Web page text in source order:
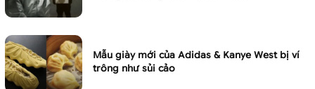
Mẫu giày mới của Adidas & Kanye West bị ví
trông như sủi cảo